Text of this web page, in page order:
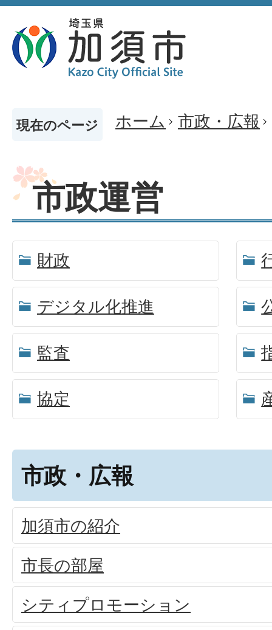
現在のページ ホーム 市政・広報
市政運営
財政
デジタル化推進
監査
協定
市政・広報
加須市の紹介
市長の部屋
シティプロモーション